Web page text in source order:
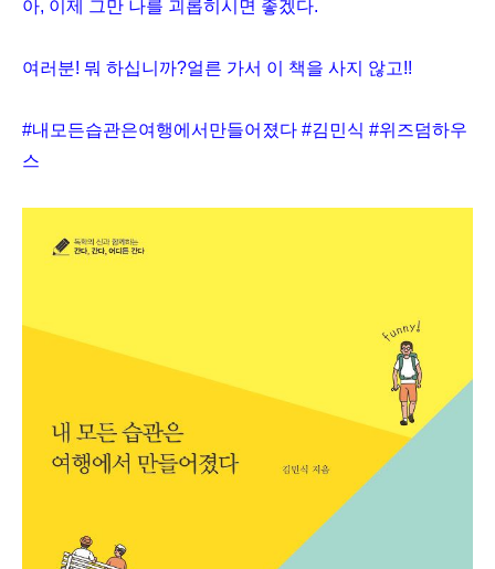
아, 이제 그만 나를 괴롭히시면 좋겠다.
여러분! 뭐 하십니까?얼른 가서 이 책을 사지 않고!!
#내모든습관은여행에서만들어졌다 #김민식 #위즈덤하우
스